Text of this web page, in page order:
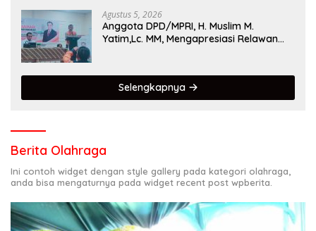
Agustus 5, 2026
Anggota DPD/MPRI, H. Muslim M.
Yatim,Lc. MM, Mengapresiasi Relawan
Selengkapnya
Berita Olahraga
Ini contoh widget dengan style gallery pada kategori olahraga,
anda bisa mengaturnya pada widget recent post wpberita.